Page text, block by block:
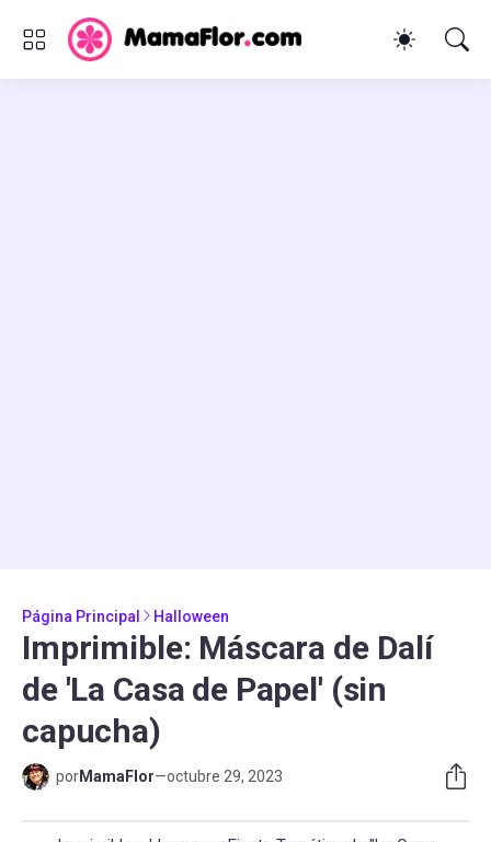
Página Principal Halloween
Imprimible: Máscara de Dalí
de 'La Casa de Papel' (sin
capucha)
porMamaFlor—octubre 29, 2023